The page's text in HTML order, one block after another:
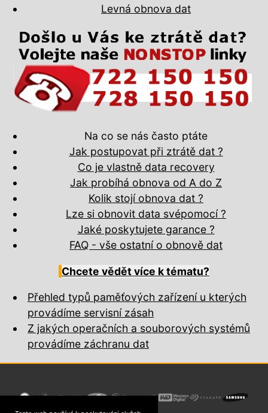
Levná obnova dat
Na co se nás často ptáte
Jak postupovat při ztrátě dat ?
Co je vlastně data recovery
Jak probíhá obnova od A do Z
Kolik stojí obnova dat ?
Lze si obnovit data svépomocí ?
Jaké poskytujete garance ?
FAQ - vše ostatní o obnově dat
Chcete vědět více k tématu?
Přehled typů paměťových zařízení u kterých
provádíme servisní zásah
Z jakých operačních a souborových systémů
provádíme záchranu dat